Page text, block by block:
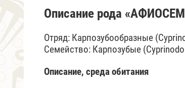
Описание рода
Отряд: Карпозубообразные
Семейство: Карпозубые
Описание, среда обитания